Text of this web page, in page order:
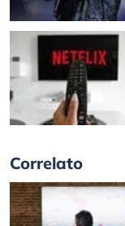
Correlato